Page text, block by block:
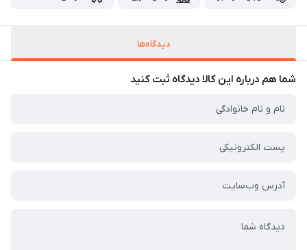
دیدگاه‌ها
شما هم درباره این کالا دیدگاه ثبت کنید